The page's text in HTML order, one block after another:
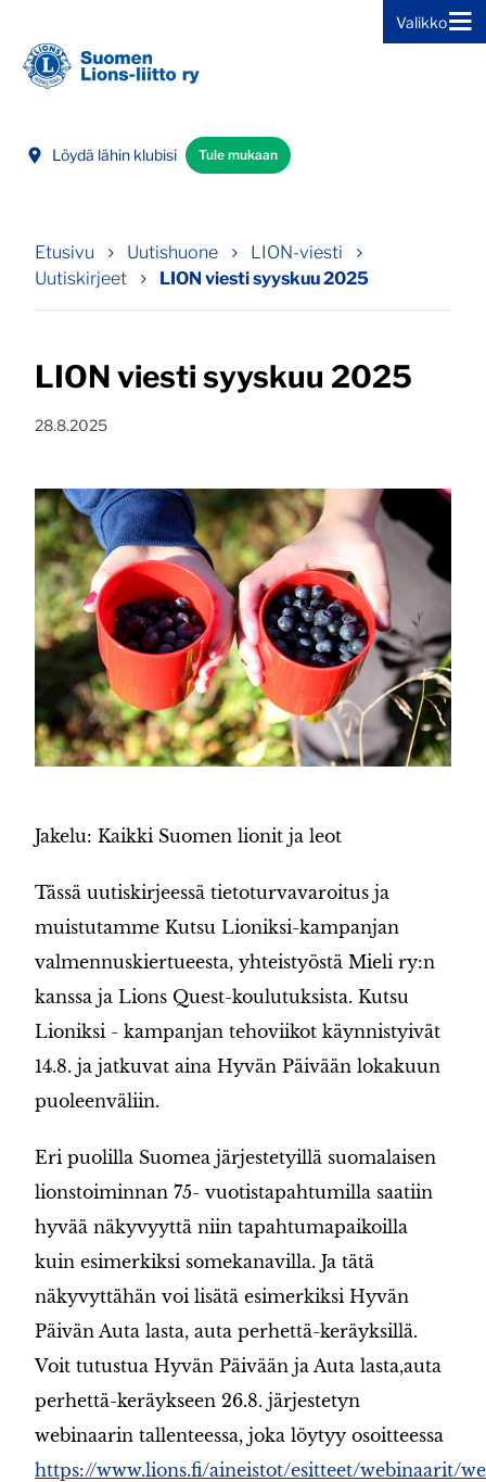
Valikko
Löydä lähin klubisi Tule mukaan
Etusivu Uutishuone
LION-viesti
Uutiskirjeet
LION viesti syyskuu 2025
LION viesti syyskuu 2025
Julkaistu:
28.8.2025
Jakelu: Kaikki Suomen lionit ja leot
Tässä uutiskirjeessä tietoturvavaroitus ja
muistutamme Kutsu Lioniksi-kampanjan
valmennuskiertueesta, yhteistyöstä Mieli ry:n
kanssa ja Lions Quest-koulutuksista. Kutsu
Lioniksi - kampanjan tehoviikot käynnistyivät
14.8. ja jatkuvat aina Hyvän Päivään lokakuun
puoleenväliin.
Eri puolilla Suomea järjestetyillä suomalaisen
lionstoiminnan 75- vuotistapahtumilla saatiin
hyvää näkyvyyttä niin tapahtumapaikoilla
kuin esimerkiksi somekanavilla. Ja tätä
näkyvyttähän voi lisätä esimerkiksi Hyvän
Päivän Auta lasta, auta perhettä-keräyksillä.
Voit tutustua Hyvän Päivään ja Auta lasta,auta
perhettä-keräykseen 26.8. järjestetyn
webinaarin tallenteessa, joka löytyy osoitteessa
https://www.lions.fi/aineistot/esitteet/webinaarit/